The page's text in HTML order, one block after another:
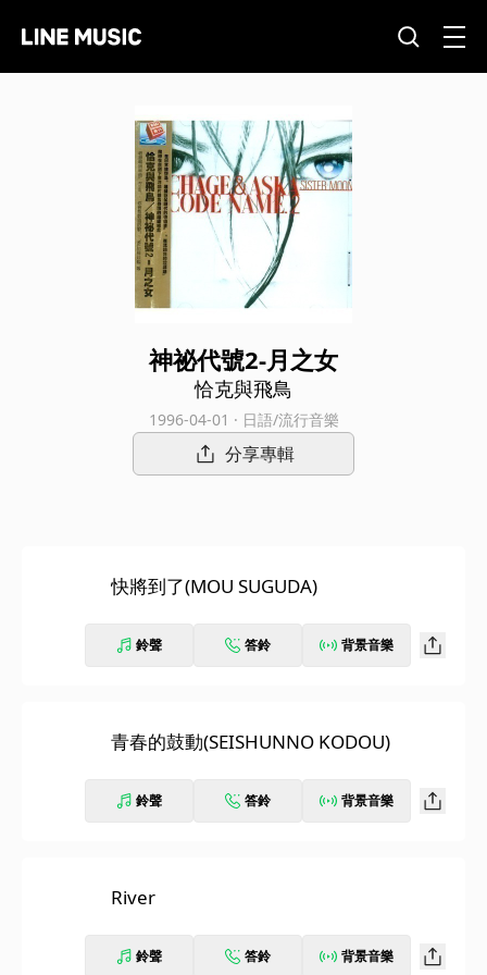
神祕代號2-月之女
恰克與飛鳥
1996-04-01 · 日語/流行音樂
分享專輯
快將到了(MOU SUGUDA)
鈴聲 答鈴 背景音樂
青春的鼓動(SEISHUNNO KODOU)
鈴聲 答鈴 背景音樂
River
鈴聲 答鈴 背景音樂